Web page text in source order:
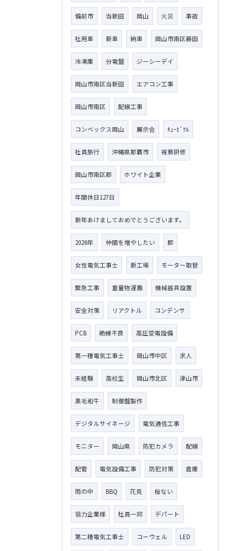
備前市 当新田 岡山 火災 事故
社用車 新車 納車 岡山市南区藤田
冷凍庫 分電盤 ジーシーデイ
岡山市南区当新田 エアコン工事
岡山市南区 配線工事
コンベックス岡山 展示会 ｷｭｰﾋﾞｸﾙ
社員旅行 沖縄県那覇市 視察研修
岡山市南区郡 ホワイト企業
年間休日127日
新年あけましておめでとうございます。
2026年 仲間を増やしたい 郡
女性電気工事士 新工場 モーター取替
緊急工事 重量物運搬 機械器具設置
安全対策 リアクトル コンデンサ
PCB 絶縁不良 高圧受電設備
第一種電気工事士 岡山市中区 求人
未経験 高校生 岡山市北区 津山市
黒毛和牛 制御盤製作
デジタルサイネージ 電気通信工事
モニター 岡山県 防犯カメラ 配線
配管 電気設備工事 防犯対策 倉庫
雨の中 BBQ 花見 桜ない
協力企業様 社員一同 デパート
第二種電気工事士 コーウェル LED
お問い合わせはこちら